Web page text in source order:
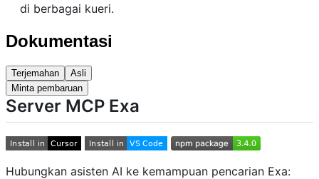
di berbagai kueri.
Dokumentasi
Terjemahan
Asli
Minta pembaruan
Server MCP Exa
Hubungkan asisten AI ke kemampuan pencarian Exa: